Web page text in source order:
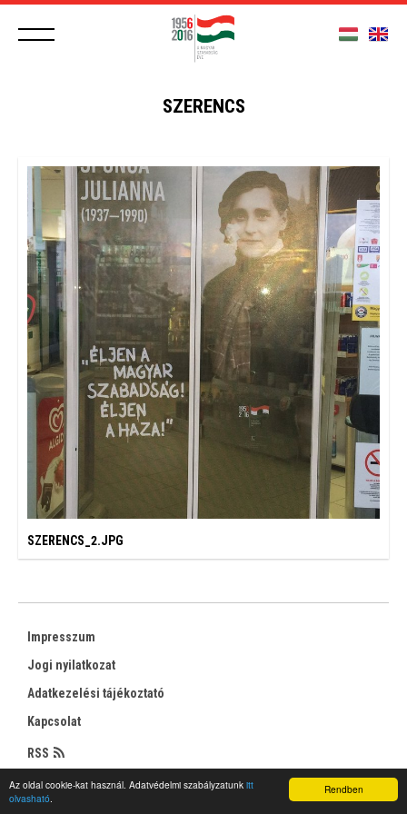
Rendben
Az oldal cookie-kat használ. Adatvédelmi szabályzatunk itt
olvasható.
SZERENCS
SZERENCS_2.JPG
Impresszum
Jogi nyilatkozat
Adatkezelési tájékoztató
Kapcsolat
RSS